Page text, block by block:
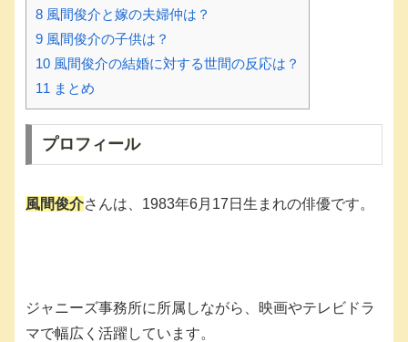
8 風間俊介と嫁の夫婦仲は？
9 風間俊介の子供は？
10 風間俊介の結婚に対する世間の反応は？
11 まとめ
プロフィール
風間俊介さんは、1983年6月17日生まれの俳優です。
ジャニーズ事務所に所属しながら、映画やテレビドラ
マで幅広く活躍しています。